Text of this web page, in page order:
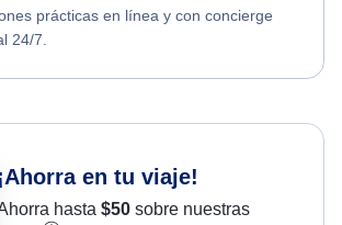
prácticas en línea y con concierge
24/7.
¡Ahorra en tu viaje!
hasta $50sobre nuestras